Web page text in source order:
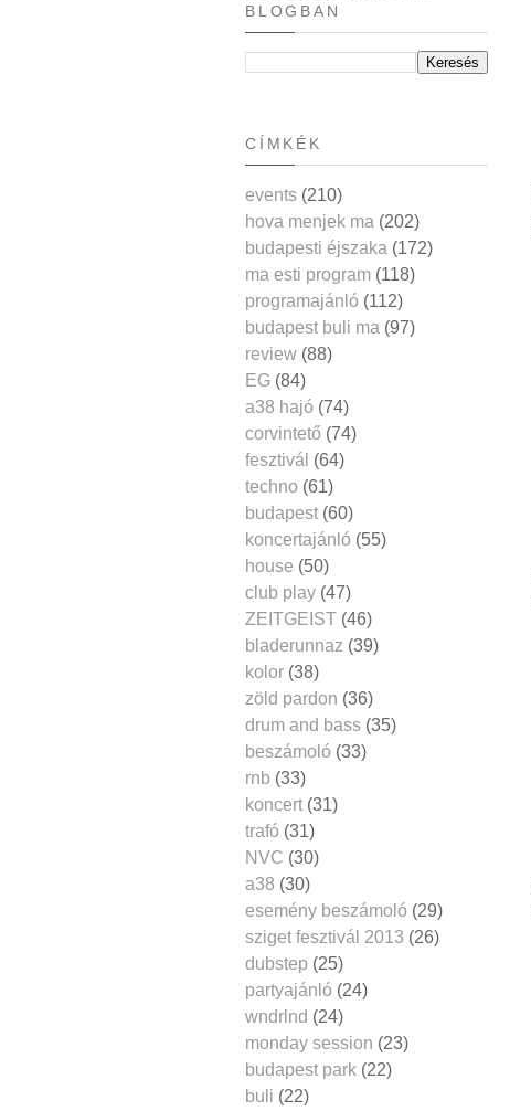
BLOGBAN
CÍMKÉK
events (210)
hova menjek ma (202)
budapesti éjszaka (172)
ma esti program (118)
programajánló (112)
budapest buli ma (97)
review (88)
EG (84)
a38 hajó (74)
corvintető (74)
fesztivál (64)
techno (61)
budapest (60)
koncertajánló (55)
house (50)
club play (47)
ZEITGEIST (46)
bladerunnaz (39)
kolor (38)
zöld pardon (36)
drum and bass (35)
beszámoló (33)
rnb (33)
koncert (31)
trafó (31)
NVC (30)
a38 (30)
esemény beszámoló (29)
sziget fesztivál 2013 (26)
dubstep (25)
partyajánló (24)
wndrlnd (24)
monday session (23)
budapest park (22)
buli (22)